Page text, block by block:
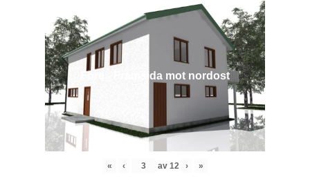
Före - Framsida mot nordost
« ‹ av 12 › »